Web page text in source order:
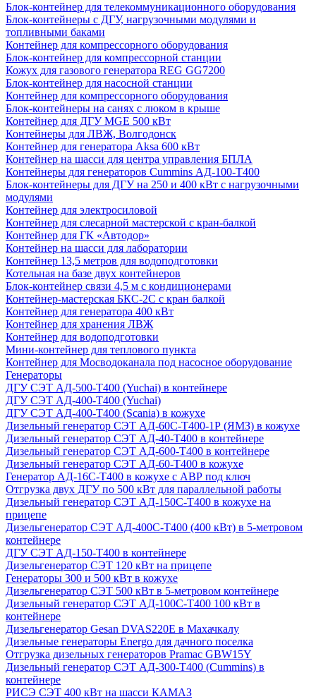
Блок-контейнер для телекоммуникационного оборудования
Блок-контейнеры с ДГУ, нагрузочными модулями и
топливными баками
Контейнер для компрессорного оборудования
Блок-контейнер для компрессорной станции
Кожух для газового генератора REG GG7200
Блок-контейнер для насосной станции
Контейнер для компрессорного оборудования
Блок-контейнеры на санях с люком в крыше
Контейнер для ДГУ MGE 500 кВт
Контейнеры для ЛВЖ, Волгодонск
Контейнер для генератора Aksa 600 кВт
Контейнер на шасси для центра управления БПЛА
Контейнеры для генераторов Cummins АД-100-Т400
Блок-контейнеры для ДГУ на 250 и 400 кВт с нагрузочными
модулями
Контейнер для электросиловой
Контейнер для слесарной мастерской с кран-балкой
Контейнер для ГК «Автодор»
Контейнер на шасси для лаборатории
Контейнер 13,5 метров для водоподготовки
Котельная на базе двух контейнеров
Блок-контейнер связи 4,5 м с кондиционерами
Контейнер-мастерская БКС-2С с кран балкой
Контейнер для генератора 400 кВт
Контейнер для хранения ЛВЖ
Контейнер для водоподготовки
Мини-контейнер для теплового пункта
Контейнер для Мосводоканала под насосное оборудование
Генераторы
ДГУ СЭТ АД-500-Т400 (Yuchai) в контейнере
ДГУ СЭТ АД-400-Т400 (Yuchai)
ДГУ СЭТ АД-400-Т400 (Scania) в кожухе
Дизельный генератор СЭТ АД-60С-Т400-1Р (ЯМЗ) в кожухе
Дизельный генератор СЭТ АД-40-Т400 в контейнере
Дизельный генератор СЭТ АД-600-Т400 в контейнере
Дизельный генератор СЭТ АД-60-Т400 в кожухе
Генератор АД-16С-Т400 в кожухе с АВР под ключ
Отгрузка двух ДГУ по 500 кВт для параллельной работы
Дизельный генератор СЭТ АД-150С-Т400 в кожухе на
прицепе
Дизельгенератор СЭТ АД-400С-Т400 (400 кВт) в 5-метровом
контейнере
ДГУ СЭТ АД-150-Т400 в контейнере
Дизельгенератор СЭТ 120 кВт на прицепе
Генераторы 300 и 500 кВт в кожухе
Дизельгенератор СЭТ 500 кВт в 5-метровом контейнере
Дизельный генератор СЭТ АД-100С-Т400 100 кВт в
контейнере
Дизельгенератор Gesan DVAS220E в Махачкалу
Дизельные генераторы Energo для дачного поселка
Отгрузка дизельных генераторов Pramac GВW15Y
Дизельный генератор СЭТ АД-300-Т400 (Cummins) в
контейнере
РИСЭ СЭТ 400 кВт на шасси КАМАЗ